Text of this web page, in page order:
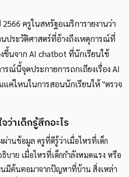
ครูในสหรัฐอเมริการายงานว่า
ประวัติศาสตร์ที่อ้างถึงเหตุการณ์ที่
ขึ้นจาก AI chatbot ที่นักเรียนใช้
ณ์นี้จุดประกายการถกเถียงเรื่อง AI
แค่ไหนในการสอนนักเรียนให้ "ตรวจ
ว่าเด็กรู้สึกอะไร
านข้อมูล ครูที่ดีรู้ว่าเมื่อไหรที่เด็ก
ธิบาย เมื่อไหรที่เด็กกำลังหมดแรง หรือ
มีต้นตอมาจากปัญหาที่บ้าน สิ่งเหล่า